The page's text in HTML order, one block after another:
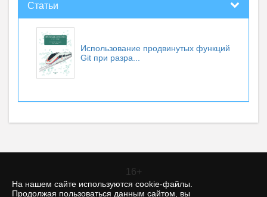
На нашем сайте используются cookie-файлы.
Продолжая пользоваться данным сайтом, вы
Статьи
Использование продвинутых функций
Git при разра...
16+